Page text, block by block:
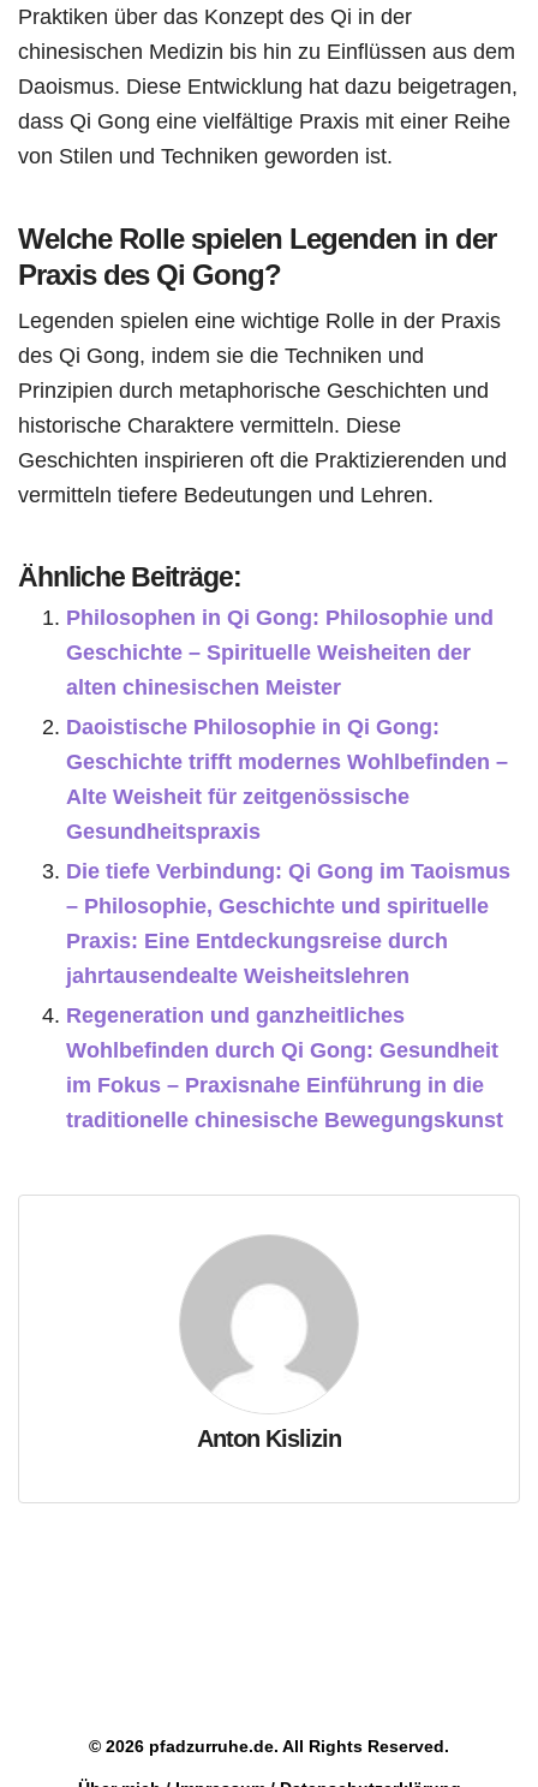
Praktiken über das Konzept des Qi in der
chinesischen Medizin bis hin zu Einflüssen aus dem
Daoismus. Diese Entwicklung hat dazu beigetragen,
dass Qi Gong eine vielfältige Praxis mit einer Reihe
von Stilen und Techniken geworden ist.
Welche Rolle spielen Legenden in der
Praxis des Qi Gong?
Legenden spielen eine wichtige Rolle in der Praxis
des Qi Gong, indem sie die Techniken und
Prinzipien durch metaphorische Geschichten und
historische Charaktere vermitteln. Diese
Geschichten inspirieren oft die Praktizierenden und
vermitteln tiefere Bedeutungen und Lehren.
Ähnliche Beiträge:
Philosophen in Qi Gong: Philosophie und
Geschichte – Spirituelle Weisheiten der
alten chinesischen Meister
Daoistische Philosophie in Qi Gong:
Geschichte trifft modernes Wohlbefinden –
Alte Weisheit für zeitgenössische
Gesundheitspraxis
Die tiefe Verbindung: Qi Gong im Taoismus
– Philosophie, Geschichte und spirituelle
Praxis: Eine Entdeckungsreise durch
jahrtausendealte Weisheitslehren
Regeneration und ganzheitliches
Wohlbefinden durch Qi Gong: Gesundheit
im Fokus – Praxisnahe Einführung in die
traditionelle chinesische Bewegungskunst
Anton Kislizin
© 2026 pfadzurruhe.de. All Rights Reserved.